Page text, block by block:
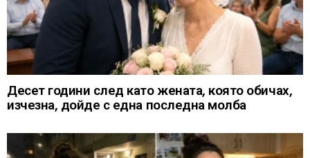
Десет години след като жената, която обичах,
изчезна, дойде с една последна молба